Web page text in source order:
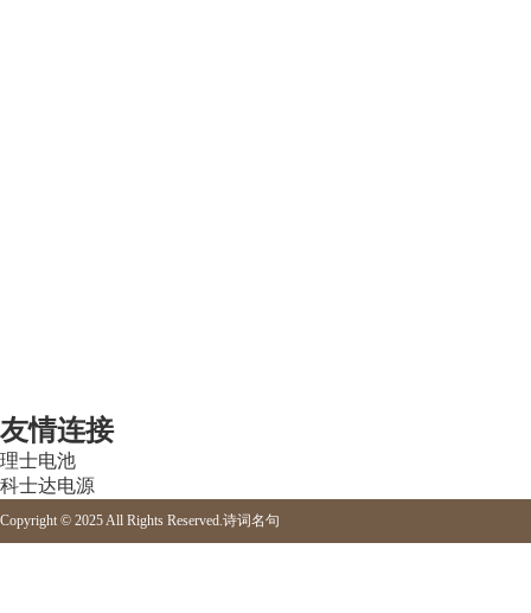
友情连接
理士电池
科士达电源
Copyright © 2025 All Rights Reserved.诗词名句